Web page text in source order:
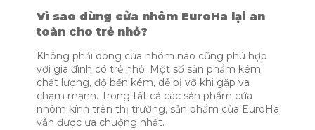
Vì sao dùng cửa nhôm EuroHa lại an
toàn cho trẻ nhỏ?
Không phải dòng cửa nhôm nào cũng phù hợp
với gia đình có trẻ nhỏ. Một số sản phẩm kém
chất lượng, độ bền kém, dễ bị vỡ khi gặp va
chạm mạnh. Trong tất cả các sản phẩm cửa
nhôm kính trên thị trường, sản phẩm của EuroHa
vẫn được ưa chuộng nhất.